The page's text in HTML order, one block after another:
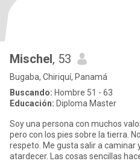
Mischel, 53
Bugaba, Chiriquí, Panamá
Buscando: Hombre 51 - 63
Educación: Diploma Master
Soy una persona con muchos
pero con los pies sobre la tierra.
respeto. Me gusta salir a caminar